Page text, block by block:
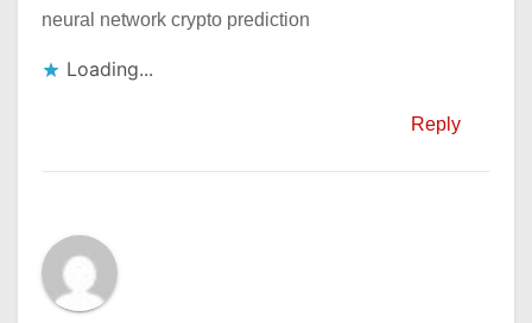
neural network crypto prediction
Loading...
Reply